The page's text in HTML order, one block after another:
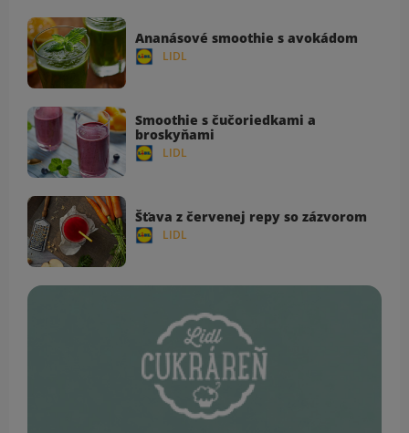
Ananásové smoothie s avokádom
LIDL
Smoothie s čučoriedkami a
broskyňami
LIDL
Šťava z červenej repy so zázvorom
LIDL